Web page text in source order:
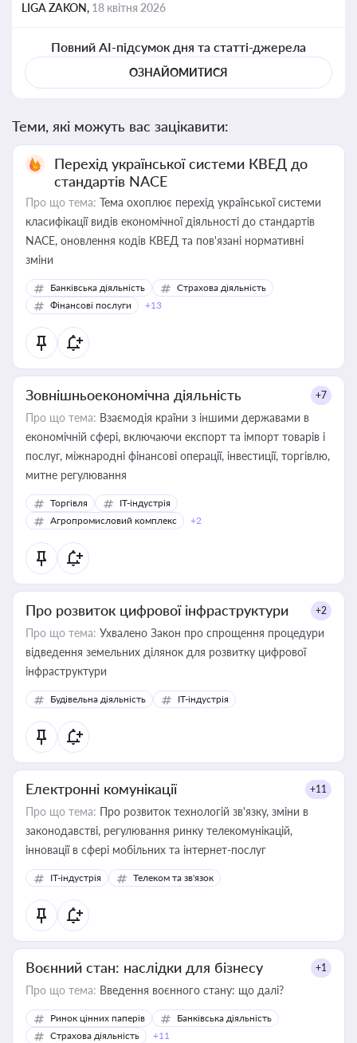
LIGA ZAKON, 18 квітня 2026
Повний AI-підсумок дня та статті-джерела
ОЗНАЙОМИТИСЯ
Теми, які можуть вас зацікавити:
Перехід української системи КВЕД до
стандартів NACE
Про що тема: Тема охоплює перехід української системи
класифікації видів економічної діяльності до стандартів
NACE, оновлення кодів КВЕД та пов'язані нормативні
зміни
Банківська діяльність
Страхова діяльність
Фінансові послуги
+13
Зовнішньоекономічна діяльність +7
Про що тема: Взаємодія країни з іншими державами в
економічній сфері, включаючи експорт та імпорт товарів і
послуг, міжнародні фінансові операції, інвестиції, торгівлю,
митне регулювання
Торгівля
IT-індустрія
Агропромисловий комплекс
+2
Про розвиток цифрової інфраструктури +2
Про що тема: Ухвалено Закон про спрощення процедури
відведення земельних ділянок для розвитку цифрової
інфраструктури
Будівельна діяльність IT-індустрія
Електронні комунікації +11
Про що тема: Про розвиток технологій зв'язку, зміни в
законодавстві, регулювання ринку телекомунікацій,
інновації в сфері мобільних та інтернет-послуг
IT-індустрія Телеком та зв'язок
Воєнний стан: наслідки для бізнесу +1
Про що тема: Введення воєнного стану: що далі?
Ринок цінних паперів
Банківська діяльність
Страхова діяльність
+11